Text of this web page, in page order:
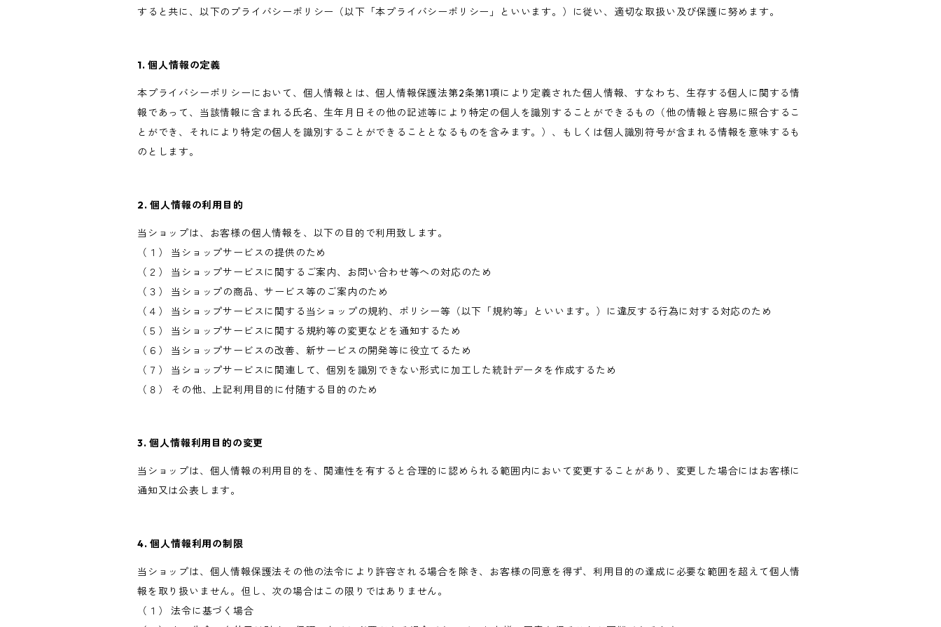
すると共に、以下のプライバシーポリシー（以下「本プライバシーポリシー」といいます。）に従い、適切な取扱い及び保護に努めます。
1. 個人情報の定義
本プライバシーポリシーにおいて、個人情報とは、個人情報保護法第2条第1項により定義された個人情報、すなわち、生存する個人に関する情
報であって、当該情報に含まれる氏名、生年月日その他の記述等により特定の個人を識別することができるもの（他の情報と容易に照合するこ
とができ、それにより特定の個人を識別することができることとなるものを含みます。）、もしくは個人識別符号が含まれる情報を意味するも
のとします。
2. 個人情報の利用目的
当ショップは、お客様の個人情報を、以下の目的で利用致します。
（１） 当ショップサービスの提供のため
（２） 当ショップサービスに関するご案内、お問い合わせ等への対応のため
（３） 当ショップの商品、サービス等のご案内のため
（４） 当ショップサービスに関する当ショップの規約、ポリシー等（以下「規約等」といいます。）に違反する行為に対する対応のため
（５） 当ショップサービスに関する規約等の変更などを通知するため
（６） 当ショップサービスの改善、新サービスの開発等に役立てるため
（７） 当ショップサービスに関連して、個別を識別できない形式に加工した統計データを作成するため
（８） その他、上記利用目的に付随する目的のため
3. 個人情報利用目的の変更
当ショップは、個人情報の利用目的を、関連性を有すると合理的に認められる範囲内において変更することがあり、変更した場合にはお客様に
通知又は公表します。
4. 個人情報利用の制限
当ショップは、個人情報保護法その他の法令により許容される場合を除き、お客様の同意を得ず、利用目的の達成に必要な範囲を超えて個人情
報を取り扱いません。但し、次の場合はこの限りではありません。
（１） 法令に基づく場合